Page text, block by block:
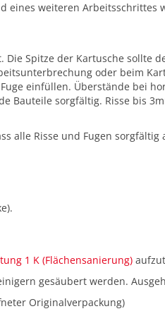
weiteren Arbeitsschrittes
Spitze der Kartusche
oder beim
einfüllen. Überstände bei
Bauteile sorgfältig. Risse bis
alle Risse und Fugen
1 K (Flächensanierung)
gesäubert werden.
Originalverpackung)